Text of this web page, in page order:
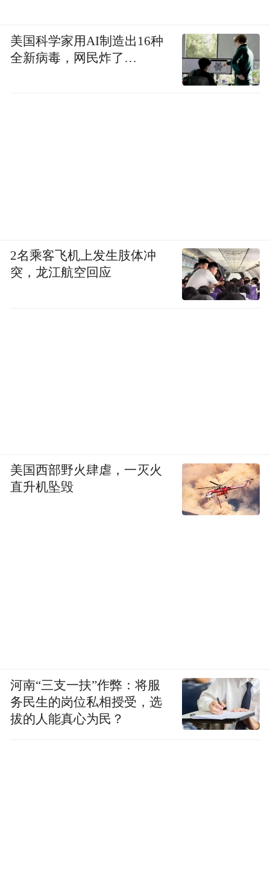
美国科学家用AI制造出16种
全新病毒，网民炸了…
2名乘客飞机上发生肢体冲
突，龙江航空回应
美国西部野火肆虐，一灭火
直升机坠毁
河南“三支一扶”作弊：将服
务民生的岗位私相授受，选
拔的人能真心为民？